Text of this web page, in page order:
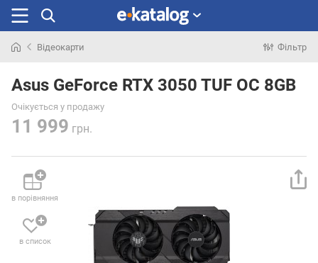
раніше
Відеокарти Фільтр
Asus GeForce RTX 3050 TUF OC 8GB
Очікується у продажу
11 999 грн.
в порівняння
в список